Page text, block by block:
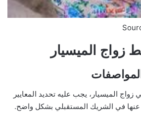
زواج الميسيار
زواج الميسيار، يجب عليه تحديد المعايير
في الشريك المستقبلي بشكل واضح.